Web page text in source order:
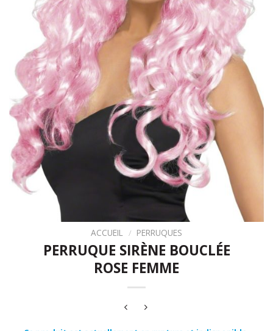
ACCUEIL / PERRUQUES
PERRUQUE SIRÈNE BOUCLÉE
ROSE FEMME